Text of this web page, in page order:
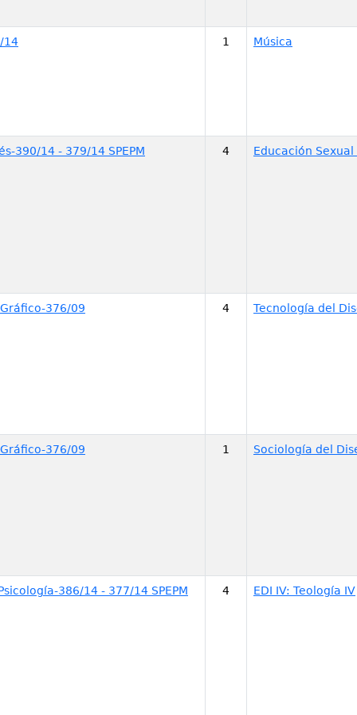
14 1 Música
390/14 - 379/14 SPEPM 4 Educación
376/09 4 Tecnología del
376/09 1 Sociología del
386/14 - 377/14 SPEPM 4 EDI IV: Teología IV